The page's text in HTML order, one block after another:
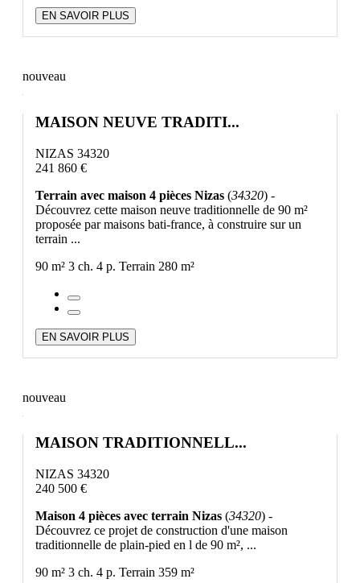
EN SAVOIR PLUS
nouveau
MAISON NEUVE TRADITI...
NIZAS 34320
241 860 €
Terrain avec maison 4 pièces Nizas (34320) -
Découvrez cette maison neuve traditionnelle de 90 m²
proposée par maisons bati-france, à construire sur un
terrain ...
90 m² 3 ch. 4 p. Terrain 280 m²
EN SAVOIR PLUS
nouveau
MAISON TRADITIONNELL...
NIZAS 34320
240 500 €
Maison 4 pièces avec terrain Nizas (34320) -
Découvrez ce projet de construction d'une maison
traditionnelle de plain-pied en l de 90 m², ...
90 m² 3 ch. 4 p. Terrain 359 m²